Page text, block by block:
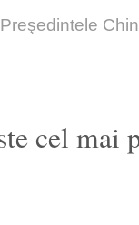
cel mai